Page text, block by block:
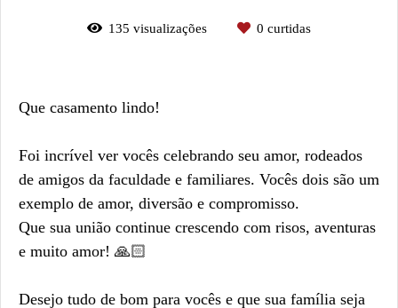
135 visualizações 0 curtidas
Que casamento lindo!
Foi incrível ver vocês celebrando seu amor, rodeados
de amigos da faculdade e familiares. Vocês dois são um
exemplo de amor, diversão e compromisso.
Que sua união continue crescendo com risos, aventuras
e muito amor! 🙏🏻
Desejo tudo de bom para vocês e que sua família seja